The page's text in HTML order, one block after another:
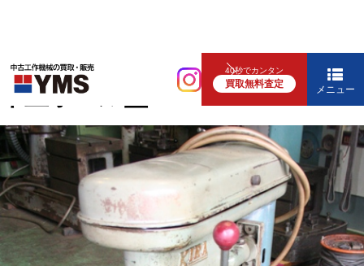
40秒でカンタン
買取無料査定 メニュー
中ぐり・ボール盤
卓上ボール盤